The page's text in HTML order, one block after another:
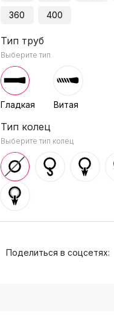
360 400
Тип труб
Выберите тип
Гладкая Витая
Тип колец
Выберите тип колец
Поделиться в соцсетях: